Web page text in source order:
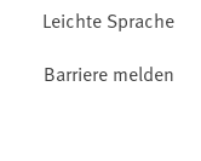
Leichte Sprache
Barriere melden